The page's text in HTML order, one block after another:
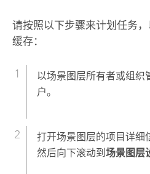
请按照以下步骤来计划任务
缓存：
以场景图层所有者或组织
户。
打开场景图层的项目详细
然后向下滚动到 场景图层